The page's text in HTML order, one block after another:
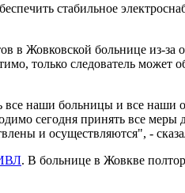
стабильное
в Жовковской больнице из-
только следователь
все наши больницы и все
сегодня принять все
и осуществляются", -
. В больнице в Жовкве